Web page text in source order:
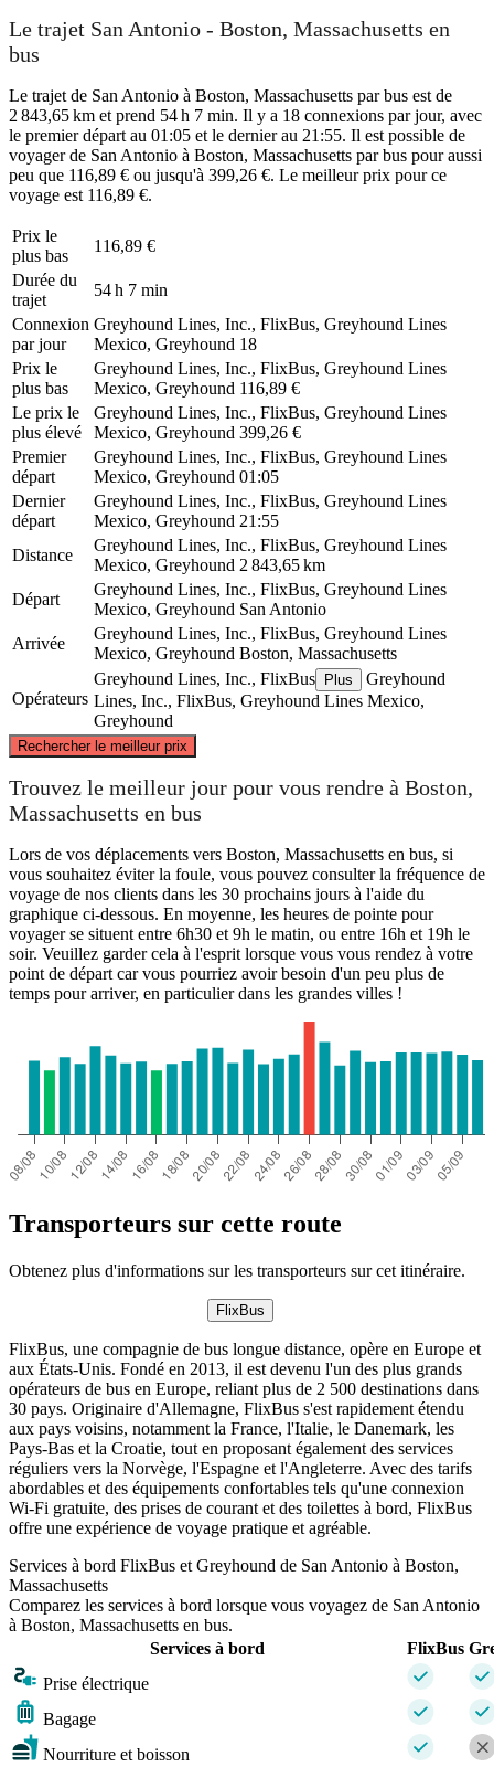
Le trajet San Antonio - Boston, Massachusetts en
bus
Le trajet de San Antonio à Boston, Massachusetts par bus est de
2 843,65 km et prend 54 h 7 min. Il y a 18 connexions par jour, avec
le premier départ au 01:05 et le dernier au 21:55. Il est possible de
voyager de San Antonio à Boston, Massachusetts par bus pour aussi
peu que 116,89 € ou jusqu'à 399,26 €. Le meilleur prix pour ce
voyage est 116,89 €.
Prix ​​le
plus bas
116,89 €
Durée du
trajet
54 h 7 min
Connexion
par jour
Greyhound Lines, Inc., FlixBus, Greyhound Lines
Mexico, Greyhound 18
Prix ​​le
plus bas
Greyhound Lines, Inc., FlixBus, Greyhound Lines
Mexico, Greyhound 116,89 €
Le prix le
plus élevé
Greyhound Lines, Inc., FlixBus, Greyhound Lines
Mexico, Greyhound 399,26 €
Premier
départ
Greyhound Lines, Inc., FlixBus, Greyhound Lines
Mexico, Greyhound 01:05
Dernier
départ
Greyhound Lines, Inc., FlixBus, Greyhound Lines
Mexico, Greyhound 21:55
Distance
Greyhound Lines, Inc., FlixBus, Greyhound Lines
Mexico, Greyhound 2 843,65 km
Départ
Greyhound Lines, Inc., FlixBus, Greyhound Lines
Mexico, Greyhound San Antonio
Arrivée
Greyhound Lines, Inc., FlixBus, Greyhound Lines
Mexico, Greyhound Boston, Massachusetts
Opérateurs
Greyhound Lines, Inc., FlixBus Plus
Greyhound
Lines, Inc., FlixBus, Greyhound Lines Mexico,
Greyhound
Rechercher le meilleur prix
San Antonio, TX
Boston, MA
Trouvez le meilleur jour pour vous rendre à Boston,
Massachusetts en bus
Lors de vos déplacements vers Boston, Massachusetts en bus, si
vous souhaitez éviter la foule, vous pouvez consulter la fréquence de
voyage de nos clients dans les 30 prochains jours à l'aide du
graphique ci-dessous. En moyenne, les heures de pointe pour
voyager se situent entre 6h30 et 9h le matin, ou entre 16h et 19h le
soir. Veuillez garder cela à l'esprit lorsque vous vous rendez à votre
point de départ car vous pourriez avoir besoin d'un peu plus de
temps pour arriver, en particulier dans les grandes villes !
Transporteurs sur cette route
Obtenez plus d'informations sur les transporteurs sur cet itinéraire.
FlixBus
FlixBus, une compagnie de bus longue distance, opère en Europe et
aux États-Unis. Fondé en 2013, il est devenu l'un des plus grands
opérateurs de bus en Europe, reliant plus de 2 500 destinations dans
30 pays. Originaire d'Allemagne, FlixBus s'est rapidement étendu
aux pays voisins, notamment la France, l'Italie, le Danemark, les
Pays-Bas et la Croatie, tout en proposant également des services
réguliers vers la Norvège, l'Espagne et l'Angleterre. Avec des tarifs
abordables et des équipements confortables tels qu'une connexion
Wi-Fi gratuite, des prises de courant et des toilettes à bord, FlixBus
offre une expérience de voyage pratique et agréable.
Services à bord FlixBus et Greyhound de San Antonio à Boston,
Massachusetts
Comparez les services à bord lorsque vous voyagez de San Antonio
à Boston, Massachusetts en bus.
Services à bord
FlixBus
Prise électrique
Bagage
Nourriture et boisson